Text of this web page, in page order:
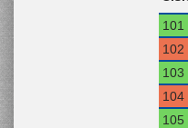
101
102
103
104
105